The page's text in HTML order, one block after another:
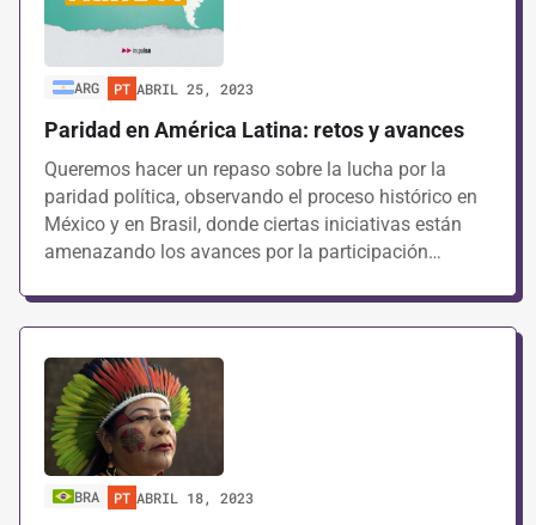
ARG PT ABRIL 25, 2023
Paridad en América Latina: retos y avances
Queremos hacer un repaso sobre la lucha por la
paridad política, observando el proceso histórico en
México y en Brasil, donde ciertas iniciativas están
amenazando los avances por la participación…
BRA PT ABRIL 18, 2023